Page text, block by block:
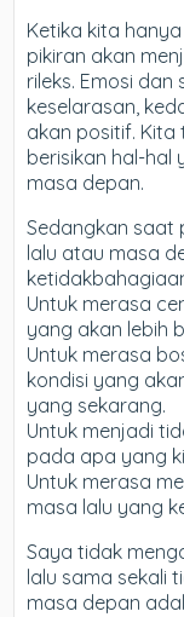
Ketika kita
pikiran akan
rileks. Emosi
keselarasan,
akan positif. Kita
berisikan hal-hal
masa depan.
Sedangkan saat
lalu atau masa
Untuk merasa
yang akan lebih
Untuk merasa
kondisi yang
yang sekarang.
Untuk menjadi
pada apa yang
Untuk merasa
masa lalu yang
Saya tidak
lalu sama sekali
masa depan